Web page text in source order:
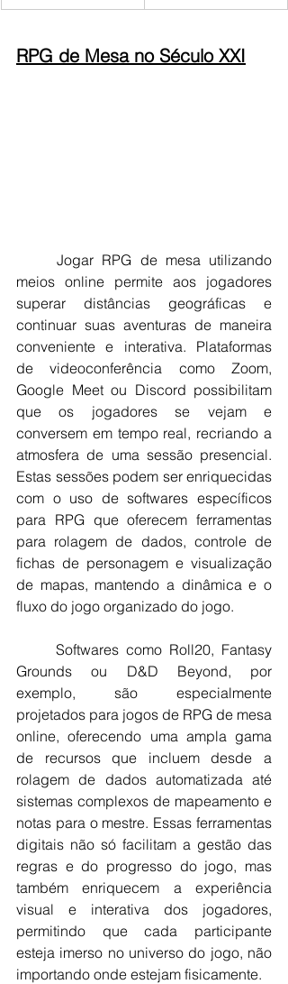
RPG de Mesa no Século XXI
	Jogar RPG de mesa utilizando
meios online permite aos jogadores
superar distâncias geográficas e
continuar suas aventuras de maneira
conveniente e interativa. Plataformas
de videoconferência como Zoom,
Google Meet ou Discord possibilitam
que os jogadores se vejam e
conversem em tempo real, recriando a
atmosfera de uma sessão presencial.
Estas sessões podem ser enriquecidas
com o uso de softwares específicos
para RPG que oferecem ferramentas
para rolagem de dados, controle de
fichas de personagem e visualização
de mapas, mantendo a dinâmica e o
fluxo do jogo organizado do jogo.
Grounds ou D&D Beyond, por
exemplo, são especialmente
projetados para jogos de RPG de mesa
online, oferecendo uma ampla gama
de recursos que incluem desde a
rolagem de dados automatizada até
sistemas complexos de mapeamento e
notas para o mestre. Essas ferramentas
digitais não só facilitam a gestão das
regras e do progresso do jogo, mas
também enriquecem a experiência
visual e interativa dos jogadores,
permitindo que cada participante
esteja imerso no universo do jogo, não
importando onde estejam fisicamente.